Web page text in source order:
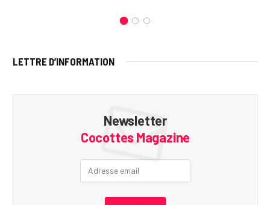
LETTRE D’INFORMATION
Newsletter
Cocottes Magazine